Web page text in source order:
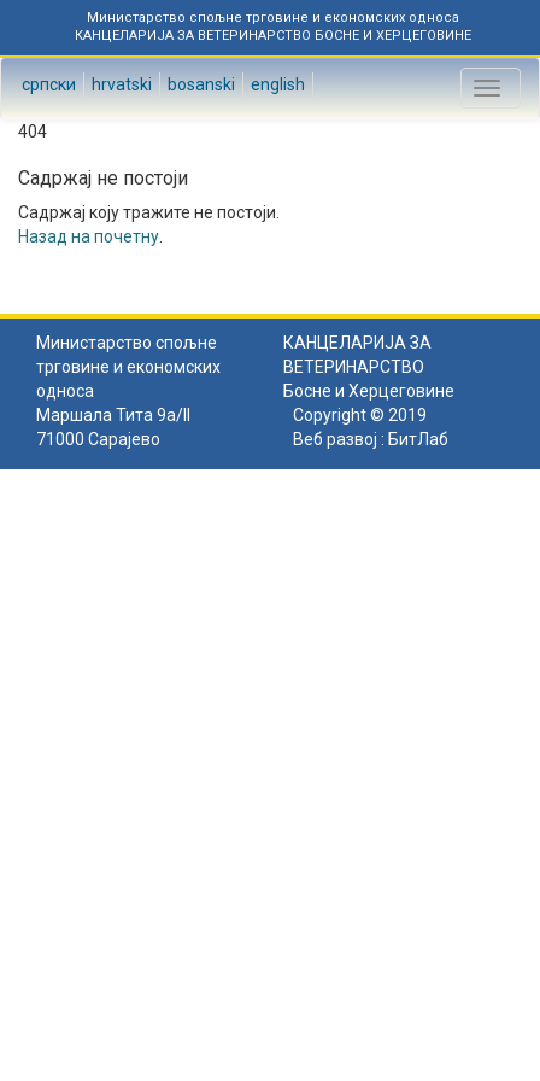
Министарство спољне трговине и економских односа
КАНЦЕЛАРИЈА ЗА ВЕТЕРИНАРСТВО БОСНЕ И ХЕРЦЕГОВИНЕ
српски hrvatski bosanski english
Toggle
404
Садржај не постоји
Садржај коју тражите не постоји.
Назад на почетну
Министарство спољне
трговине и економских
односа
КАНЦЕЛАРИЈА ЗА
ВЕТЕРИНАРСТВО
Босне и Херцеговине
Маршала Тита 9а/II
71000 Сарајево
Copyright © 2019
Веб развој : БитЛаб